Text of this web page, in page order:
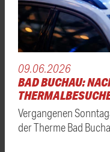
09.06.2026
BAD BUCHAU:
Vergangenen
der Therme Bad